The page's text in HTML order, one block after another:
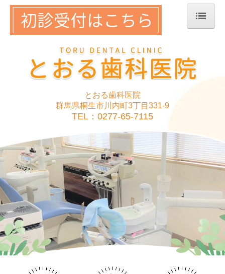
ホーム
院長紹介
診療案内
とおる歯科医院
群馬県桐生市川内町3丁目331-9
TEL： 0277-65-7115